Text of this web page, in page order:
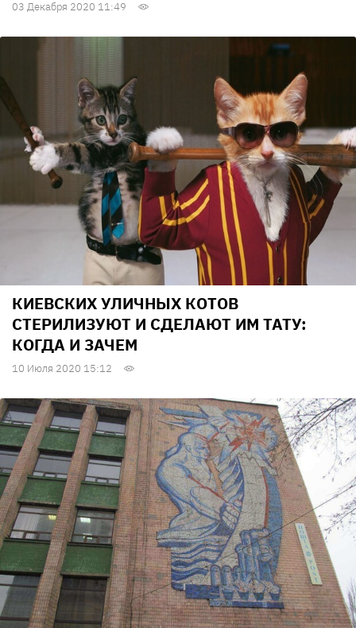
03 Декабря 2020 11:49
КИЕВСКИХ УЛИЧНЫХ КОТОВ
СТЕРИЛИЗУЮТ И СДЕЛАЮТ ИМ ТАТУ:
КОГДА И ЗАЧЕМ
10 Июля 2020 15:12